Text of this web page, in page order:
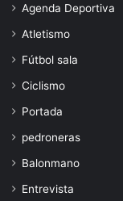
Agenda Deportiva
Atletismo
Fútbol sala
Ciclismo
Portada
pedroneras
Balonmano
Entrevista